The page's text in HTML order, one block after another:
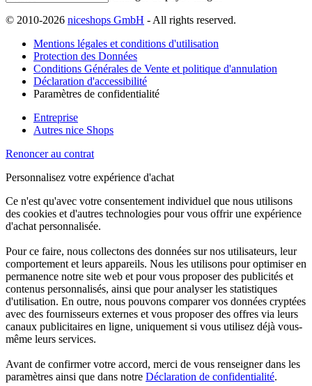
© 2010-2026 niceshops GmbH - All rights reserved.
Mentions légales et conditions d'utilisation
Protection des Données
Conditions Générales de Vente et politique d'annulation
Déclaration d'accessibilité
Paramètres de confidentialité
Entreprise
Autres nice Shops
Renoncer au contrat
Personnalisez votre expérience d'achat
Ce n'est qu'avec votre consentement individuel que nous utilisons
des cookies et d'autres technologies pour vous offrir une expérience
d'achat personnalisée.
Pour ce faire, nous collectons des données sur nos utilisateurs, leur
comportement et leurs appareils. Nous les utilisons pour optimiser en
permanence notre site web et pour vous proposer des publicités et
contenus personnalisés, ainsi que pour analyser les statistiques
d'utilisation. En outre, nous pouvons comparer vos données cryptées
avec des fournisseurs externes et vous proposer des offres via leurs
canaux publicitaires en ligne, uniquement si vous utilisez déjà vous-
même leurs services.
Avant de confirmer votre accord, merci de vous renseigner dans les
paramètres ainsi que dans notre Déclaration de confidentialité.